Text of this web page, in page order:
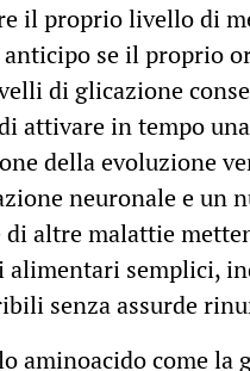
il proprio livello di
se il proprio
di glicazione
attivare in tempo
della evoluzione
neuronale e un
altre malattie
alimentari semplici,
senza assurde
aminoacido come la